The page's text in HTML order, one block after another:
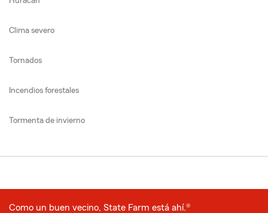
Clima severo
Tornados
Incendios forestales
Tormenta de invierno
Como un buen vecino, State Farm está ahí.®